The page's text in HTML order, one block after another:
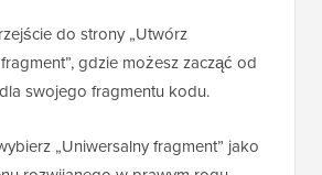
do strony „Utwórz
gdzie możesz zacząć od
swojego fragmentu kodu.
„Uniwersalny fragment” jako